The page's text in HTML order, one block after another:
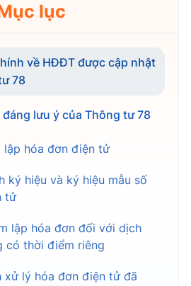
lục
về HĐĐT được cập nhật
78
lưu ý của Thông tư 78
lập hóa đơn điện tử
ký hiệu và ký hiệu mẫu số
tử
lập hóa đơn đối với dịch
có thời điểm riêng
xử lý hóa đơn điện tử đã